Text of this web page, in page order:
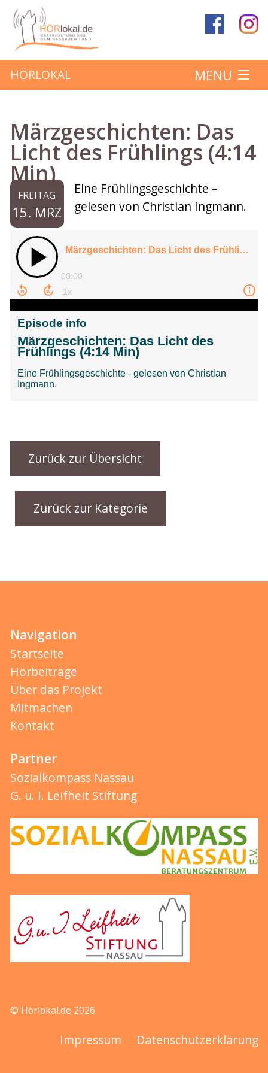
HÖRLOKAL MENU
Hörbeiträge
Über das Projekt
Mitmachen
Kontakt
Märzgeschichten: Das
Licht des Frühlings (4:14
Min)
FREITAG
15. MRZ
Eine Frühlingsgeschichte –
gelesen von Christian Ingmann.
Zurück zur Übersicht
Zurück zur Kategorie
Navigation
Startseite
Hörbeiträge
Über das Projekt
Mitmachen
Kontakt
Partner
Sozialkompass Nassau
G. u. I. Leifheit Stiftung
© Hörlokal.de 2026
Impressum Datenschutzerklärung